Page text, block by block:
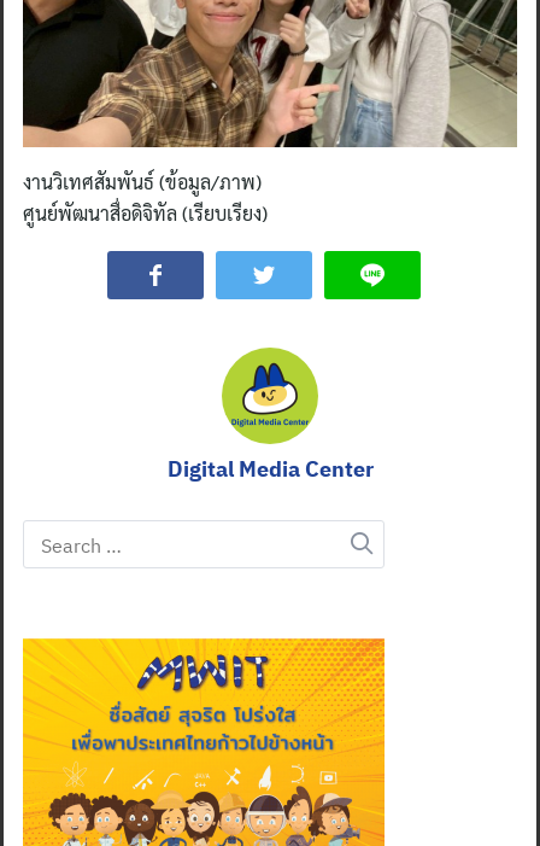
งานวิเทศสัมพันธ์ (ข้อมูล/ภาพ)
ศูนย์พัฒนาสื่อดิจิทัล (เรียบเรียง)
Digital Media Center
Search
for: